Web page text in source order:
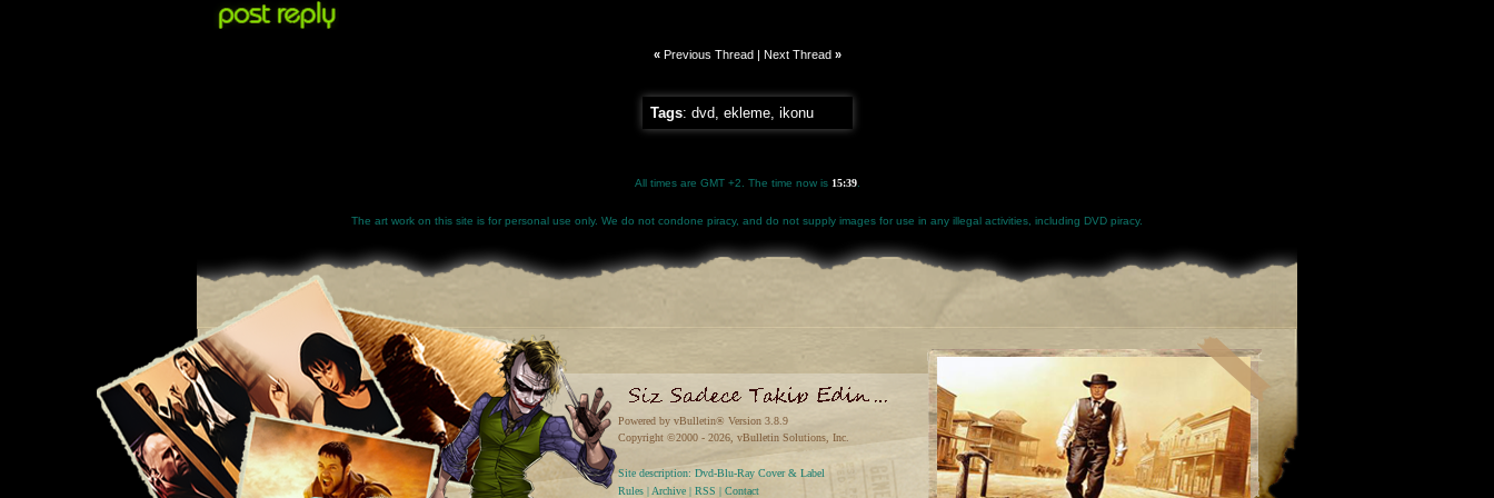
« Previous Thread| Next Thread »
Tags: dvd, ekleme, ikonu
All times are GMT +2. The time now is 15:39.
The art work on this site is for personal use only. We do not condone piracy, and do not supply images for use in any illegal activities, including DVD piracy.
Powered by vBulletin® Version 3.8.9
Copyright ©2000 - 2026, vBulletin Solutions, Inc.
Site description: Dvd-Blu-Ray Cover & Label
Rules | Archive | RSS | Contact